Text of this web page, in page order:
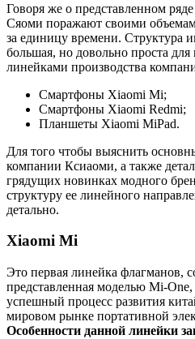
Говоря же о представленном
Сяоми поражают своими
за единицу времени. Структура
большая, но довольно проста
линейками производства
Смартфоны Xiaomi Mi;
Смартфоны Xiaomi Redmi;
Планшеты Xiaomi MiPad.
Для того чтобы выяснить
компании Ксиаоми, а также
грядущих новинках модного
структуру ее линейного
детально.
Xiaomi Mi
Это первая линейка флагманов,
представленная моделью Mi-One,
успешный процесс развития
мировом рынке портативной
Особенности данной линейки